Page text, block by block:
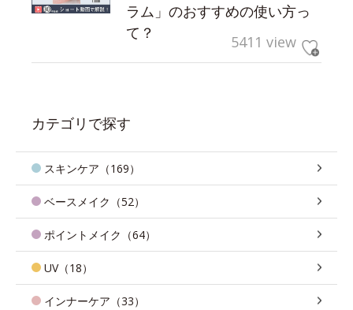
ラム」のおすすめの使い方っ
て？
5411 view
カテゴリで探す
スキンケア（169）
ベースメイク（52）
ポイントメイク（64）
UV（18）
インナーケア（33）